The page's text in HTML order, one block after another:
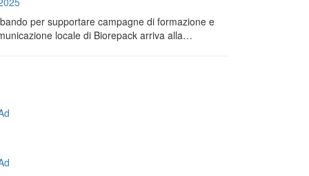
per supportare campagne di formazione e
locale di Biorepack arriva alla…